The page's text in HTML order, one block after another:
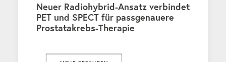
Neuer Radiohybrid-Ansatz verbindet
PET und SPECT für passgenauere
Prostatakrebs-Therapie